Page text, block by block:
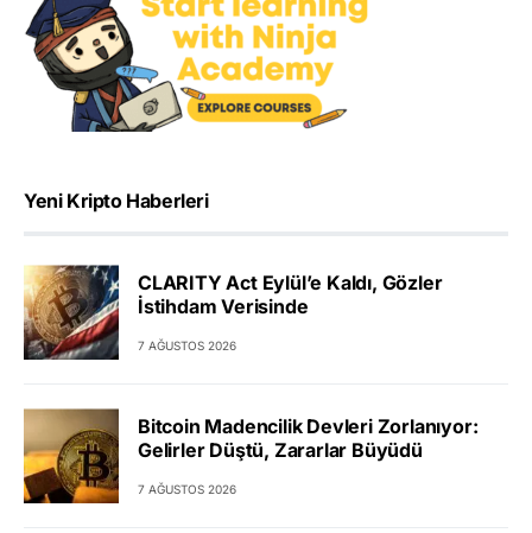
Yeni Kripto Haberleri
CLARITY Act Eylül’e Kaldı, Gözler
İstihdam Verisinde
7 AĞUSTOS 2026
Bitcoin Madencilik Devleri Zorlanıyor:
Gelirler Düştü, Zararlar Büyüdü
7 AĞUSTOS 2026